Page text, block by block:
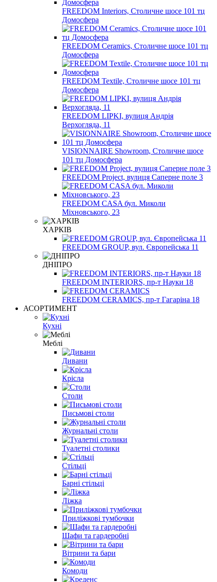
FREEDOM Interiors, Столичне шосе 101 тц
Домосфера
FREEDOM Ceramics, Столичне шосе 101 тц
Домосфера
FREEDOM Textile, Столичне шосе 101 тц
Домосфера
FREEDOM LIPKI, вулиця Андрія
Верхогляда, 11
VISIONNAIRE Showroom, Столичне шосе
101 тц Домосфера
FREEDOM Project, вулиця Саперне поле 3
FREEDOM CASA бул. Миколи
Міхновського, 23
ХАРКІВ
FREEDOM GROUP, вул. Європейська 11
ДНІПРО
FREEDOM INTERIORS, пр-т Науки 18
FREEDOM CERAMICS, пр-т Гагаріна 18
АСОРТИМЕНТ
Кухні
Меблі
Дивани
Крісла
Столи
Письмові столи
Журнальні столи
Туалетні столики
Стільці
Барні стільці
Ліжка
Приліжкові тумбочки
Шафи та гардеробні
Вітрини та бари
Комоди